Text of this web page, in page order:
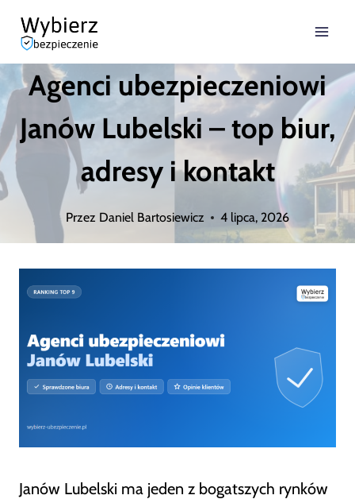
Przejdź
treściAgenci ubezpieczeniowi
Janów Lubelski – top biur,
adresy i kontakt
Przez Daniel Bartosiewicz 4 lipca, 2026
Janów Lubelski ma jeden z bogatszych rynków